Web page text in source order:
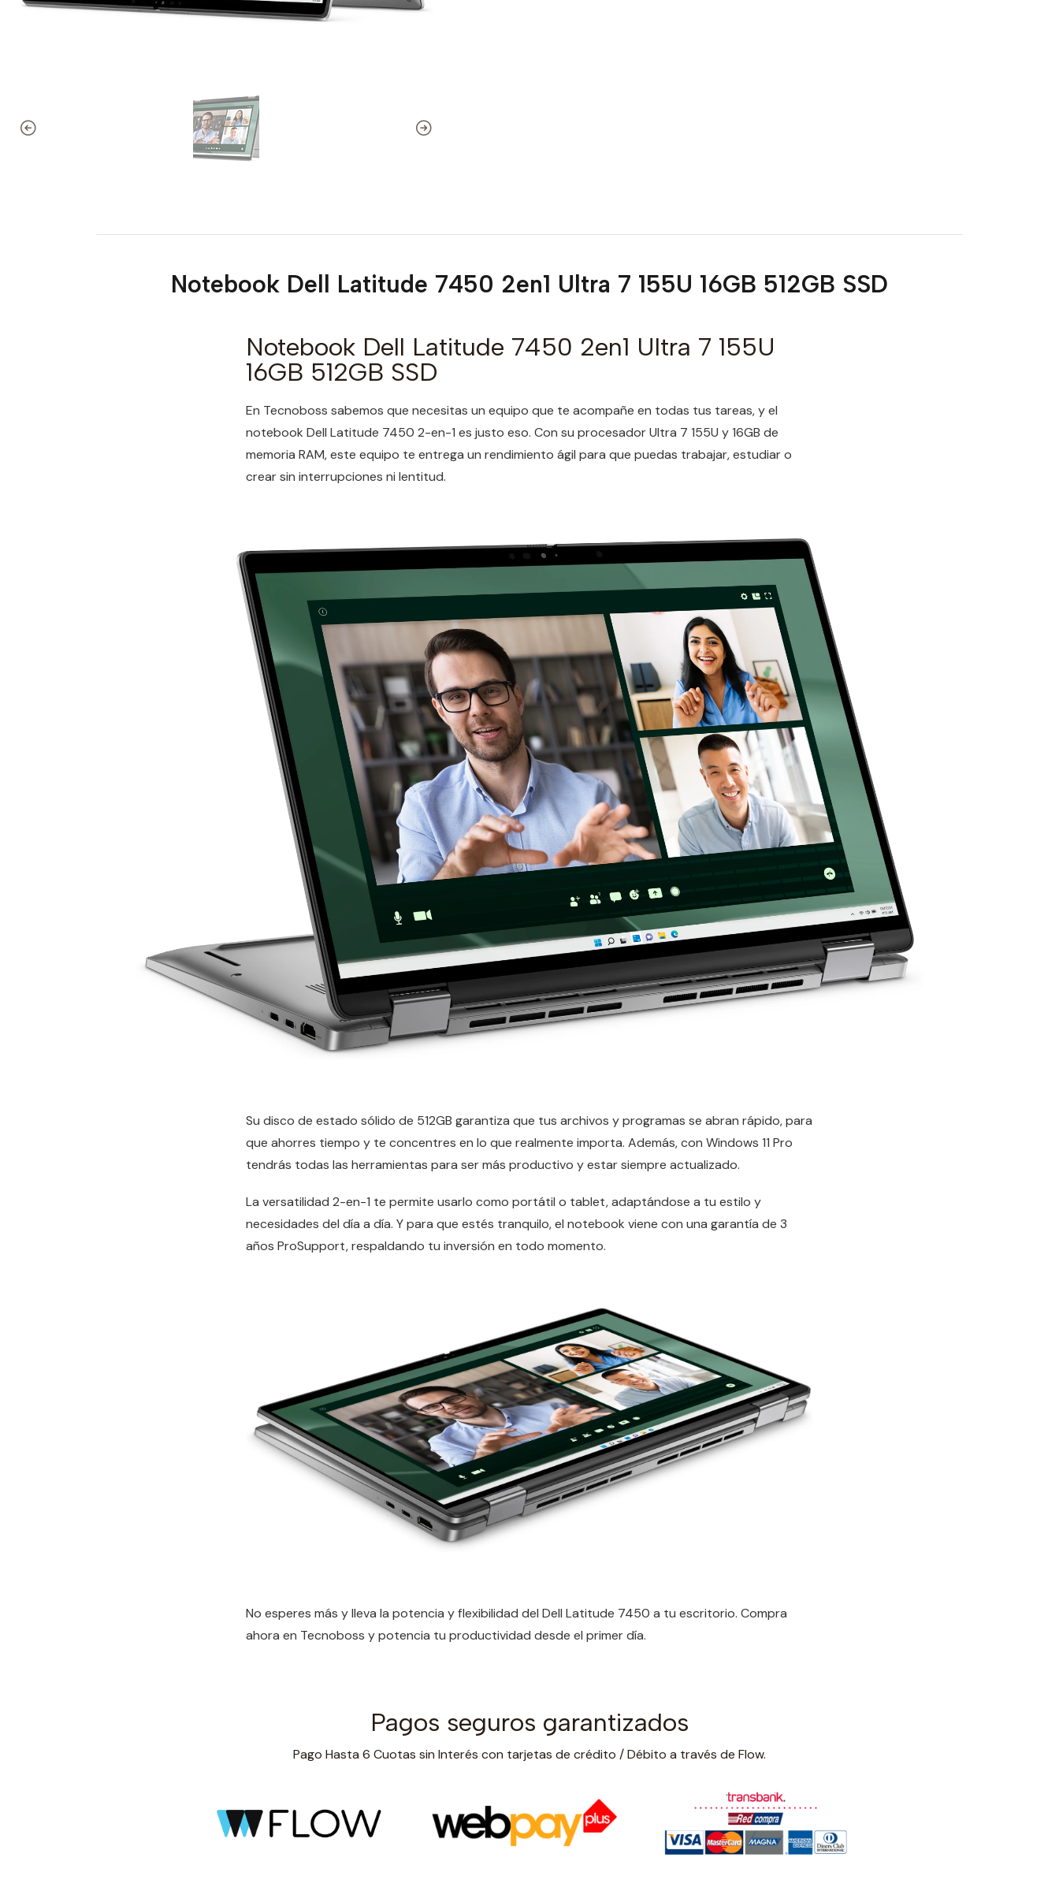
Notebook Dell Latitude 7450 2en1 Ultra 7 155U 16GB 512GB SSD
Notebook Dell Latitude 7450 2en1 Ultra 7 155U
16GB 512GB SSD
En Tecnoboss sabemos que necesitas un equipo que te acompañe en todas tus tareas, y el
notebook Dell Latitude 7450 2-en-1 es justo eso. Con su procesador Ultra 7 155U y 16GB de
memoria RAM, este equipo te entrega un rendimiento ágil para que puedas trabajar, estudiar o
crear sin interrupciones ni lentitud.
Su disco de estado sólido de 512GB garantiza que tus archivos y programas se abran rápido, para
que ahorres tiempo y te concentres en lo que realmente importa. Además, con Windows 11 Pro
tendrás todas las herramientas para ser más productivo y estar siempre actualizado.
La versatilidad 2-en-1 te permite usarlo como portátil o tablet, adaptándose a tu estilo y
necesidades del día a día. Y para que estés tranquilo, el notebook viene con una garantía de 3
años ProSupport, respaldando tu inversión en todo momento.
No esperes más y lleva la potencia y flexibilidad del Dell Latitude 7450 a tu escritorio. Compra
ahora en Tecnoboss y potencia tu productividad desde el primer día.
Pagos seguros garantizados
Pago Hasta 6 Cuotas sin Interés con tarjetas de crédito / Débito a través de Flow.